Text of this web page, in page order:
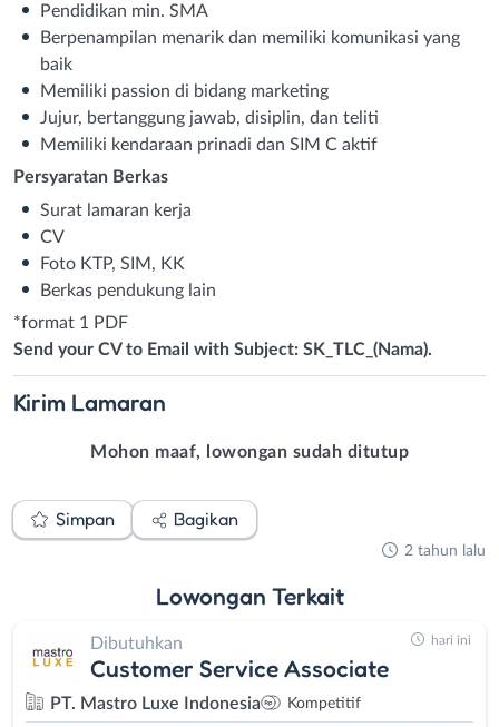
Pendidikan min. SMA
Berpenampilan menarik dan memiliki komunikasi yang
baik
Memiliki passion di bidang marketing
Jujur, bertanggung jawab, disiplin, dan teliti
Memiliki kendaraan prinadi dan SIM C aktif
Persyaratan Berkas
Surat lamaran kerja
CV
Foto KTP, SIM, KK
Berkas pendukung lain
*format 1 PDF
Send your CV to Email with Subject: SK_TLC_(Nama).
Kirim Lamaran
Mohon maaf, lowongan sudah ditutup
Simpan Bagikan
2 tahun lalu
Lowongan Terkait
Dibutuhkan
Customer Service Associate
PT. Mastro Luxe Indonesia Kompetitif
hari ini